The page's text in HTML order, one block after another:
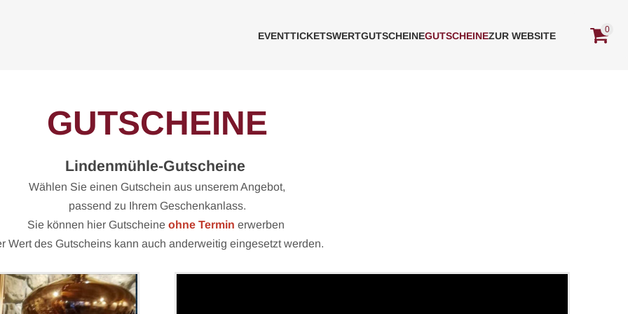
EVENTTICKETSWERTGUTSCHEINEGUTSCHEINEZUR WEBSITE
0
GUTSCHEINE
Lindenmühle-Gutscheine
Wählen Sie einen Gutschein aus unserem Angebot,
passend zu Ihrem Geschenkanlass.
Sie können hier Gutscheine ohne Termin erwerben
Wert des Gutscheins kann auch anderweitig eingesetzt werden.